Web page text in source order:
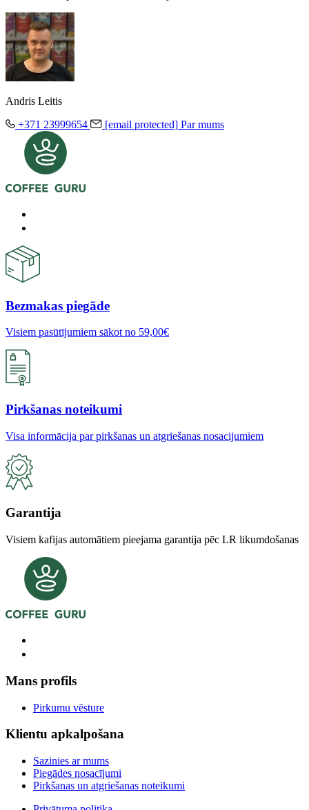
Andris Leitis
+371 23999654
[email protected] Par mums
Bezmakas piegāde
Visiem pasūtījumiem sākot no 59,00€
Pirkšanas noteikumi
Visa informācija par pirkšanas un atgriešanas nosacijumiem
Garantija
Visiem kafijas automātiem pieejama garantija pēc LR likumdošanas
Mans profils
Pirkumu vēsture
Klientu apkalpošana
Sazinies ar mums
Piegādes nosacījumi
Pirkšanas un atgriešanas noteikumi